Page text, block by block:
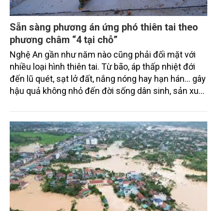
Sẵn sàng phương án ứng phó thiên tai theo
phương châm “4 tại chỗ”
Nghệ An gần như năm nào cũng phải đối mặt với
nhiều loại hình thiên tai. Từ bão, áp thấp nhiệt đới
đến lũ quét, sạt lở đất, nắng nóng hay hạn hán… gây
hậu quả không nhỏ đến đời sống dân sinh, sản xuất